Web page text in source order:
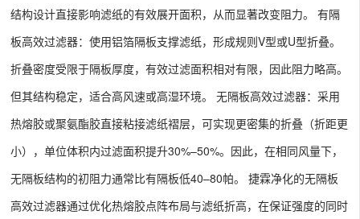
结构设计直接影响滤纸的有效展开面积，从而显著改变阻力。 有隔
板高效过滤器：使用铝箔隔板支撑滤纸，形成规则V型或U型折叠。
折叠密度受限于隔板厚度，有效过滤面积相对有限，因此阻力略高。
但其结构稳定，适合高风速或高湿环境。 无隔板高效过滤器：采用
热熔胶或聚氨酯胶直接粘接滤纸褶层，可实现更密集的折叠（折距更
小），单位体积内过滤面积提升30%–50%。因此，在相同风量下，
无隔板结构的初阻力通常比有隔板低40–80帕。 捷霖净化的无隔板
高效过滤器通过优化热熔胶点阵布局与滤纸折高，在保证强度的同时